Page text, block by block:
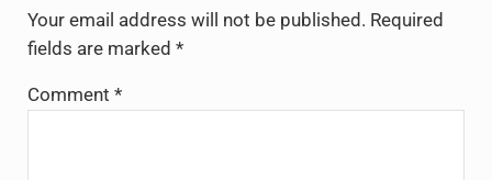
Your email address will not be published. Required
fields are marked *
Comment *